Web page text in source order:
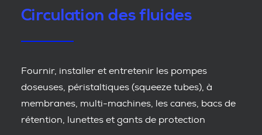
Circulation des fluides
Fournir, installer et entretenir les pompes
doseuses, péristaltiques (squeeze tubes), à
membranes, multi-machines, les canes, bacs de
rétention, lunettes et gants de protection